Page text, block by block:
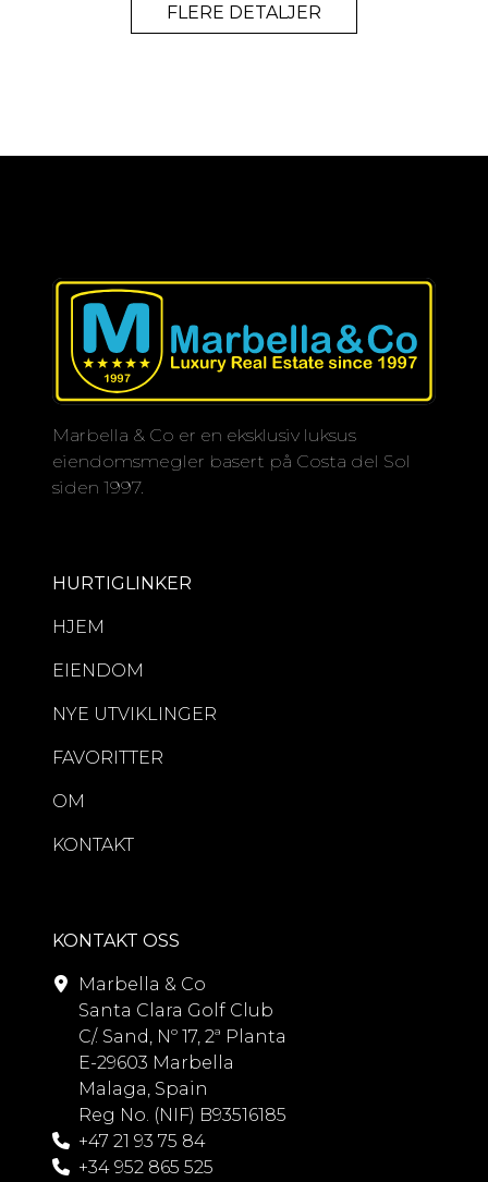
FLERE DETALJER
Marbella & Co er en eksklusiv luksus
eiendomsmegler basert på Costa del Sol
siden 1997.
HURTIGLINKER
HJEM
EIENDOM
NYE UTVIKLINGER
FAVORITTER
OM
KONTAKT
KONTAKT OSS
Marbella & Co
Santa Clara Golf Club
C/. Sand, Nº 17, 2ª Planta
E-29603 Marbella
Malaga, Spain
Reg No. (NIF) B93516185
+47 21 93 75 84
+34 952 865 525